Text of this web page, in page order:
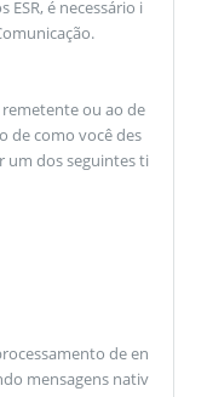
é necessário i
ou ao de
de como você des
um dos seguintes ti
de en
mensagens nativ